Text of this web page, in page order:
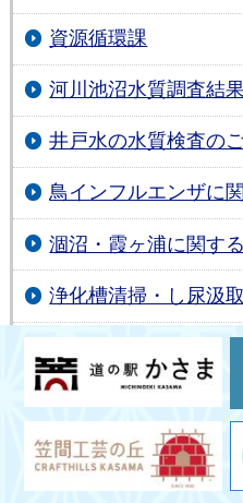
資源循環課
河川池沼水質調査結
井戸水の水質検査の
鳥インフルエンザに
涸沼・霞ヶ浦に関す
浄化槽清掃・し尿汲
土砂等による土地の
野焼きは犯罪です